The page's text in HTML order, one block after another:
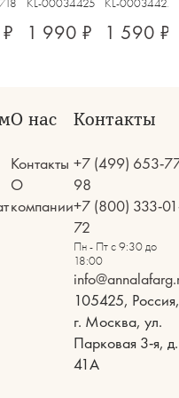
1 990 ₽ 1 590 ₽
О нас
Контакты
О
компании
Контакты
+7 (499) 653-
98
+7 (800) 333-
72
Пн - Пт с 9:30 до
18:00
105425, Россия,
г. Москва, ул.
Парковая 3-я, д.
41А